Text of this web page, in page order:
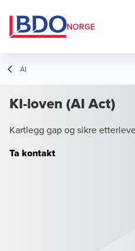
NORGE
AI
KI-loven (AI Act)
Kartlegg gap og sikre
Ta kontakt